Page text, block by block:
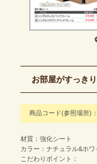
お部屋がすっき
商品コード(参照場所)
材質：強化シート
カラー：ナチュラル&ホ
こだわりポイント：